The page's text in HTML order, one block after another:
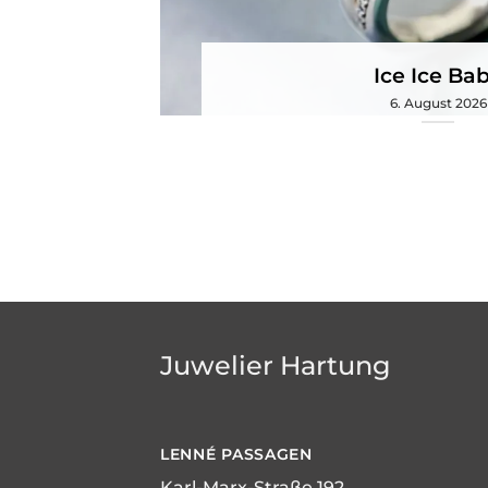
Ice Ice
6. August 2026
Juwelier Hartung
LENNÉ PASSAGEN